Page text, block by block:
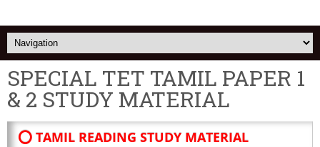
SPECIAL TET TAMIL PAPER 1
& 2 STUDY MATERIAL
⭕ TAMIL READING STUDY MATERIAL